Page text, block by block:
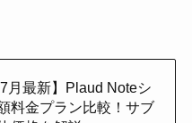
7月最新】Plaud Noteシ
料金プラン比較！サブ